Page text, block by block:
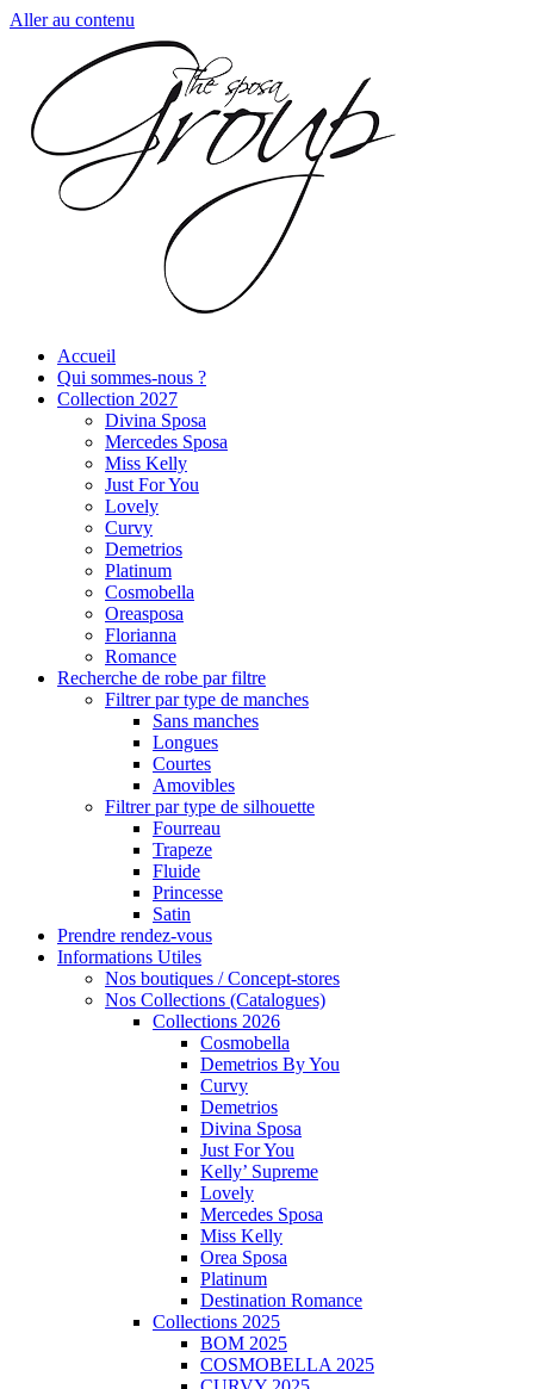
Aller au contenu
Accueil
Qui sommes-nous ?
Collection 2027
Divina Sposa
Mercedes Sposa
Miss Kelly
Just For You
Lovely
Curvy
Demetrios
Platinum
Cosmobella
Oreasposa
Florianna
Romance
Recherche de robe par filtre
Filtrer par type de manches
Sans manches
Longues
Courtes
Amovibles
Filtrer par type de silhouette
Fourreau
Trapeze
Fluide
Princesse
Satin
Prendre rendez-vous
Informations Utiles
Nos boutiques / Concept-stores
Nos Collections (Catalogues)
Collections 2026
Cosmobella
Demetrios By You
Curvy
Demetrios
Divina Sposa
Just For You
Kelly’ Supreme
Lovely
Mercedes Sposa
Miss Kelly
Orea Sposa
Platinum
Destination Romance
Collections 2025
BOM 2025
COSMOBELLA 2025